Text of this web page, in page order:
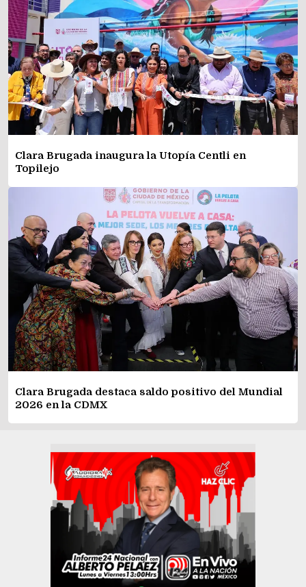
Clara Brugada inaugura la Utopía Centli en
Topilejo
Clara Brugada destaca saldo positivo del Mundial
2026 en la CDMX